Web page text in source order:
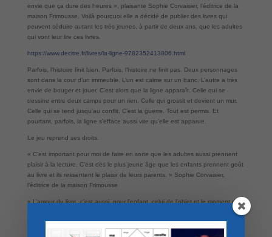
envie que ça dure des heures », plaisante Sophie Corvaisier, l’éditrice de la
maison Frimousse. Voilà pourquoi elle a décidé de publier des livres qui
peuvent séduire autant les très jeunes, à partir de deux ans, que les adultes
qui vont leur lire ces livres.
https://www.decitre.fr/livres/la-ligne-9782352413806.html
Parfois, l’histoire finit bien. Parfois, l’histoire ne finit pas. Deux personnages
sont dans la cour d’un immeuble. L’un est calme sur un banc. L’autre a très
envie de bouger et jouer. C’est alors que la ligne apparaît. Celle qui se
dessine entre deux camps pour un rien. Celle qui grossit et devient un mur.
Celle qui se tend jusqu’au conflit. C’est la guerre. Tout est permis. Et
pourtant, parfois, la ligne s’efface aussi vite qu’elle est apparue.
Le jeu reprend ses droits.
« C’est important pour moi de faire en sorte que les adultes aussi prennent
plaisir à la lecture. C’est dès le plus jeune âge que les enfants prennent goût
au livre et ils ressentent le plaisir de leurs parents. » Sophie Corvaisier,
l’éditrice de la maison Frimousse
« L’amour du livre, c’est aussi, pour l’enfant, celui de l’objet et le moment de
livres souhaitent réunir les circonstances nécessaires pour que tout le monde
passe un instant agréable. » Sophie Corvaisier, l’éditrice de la maison